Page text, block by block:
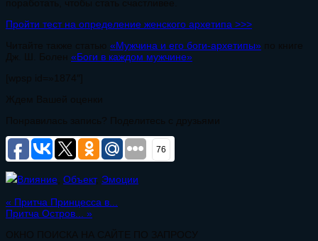
поработать, чтобы стать счастливее.
Пройти тест на определение женского архетипа >>>
Читайте также статью «Мужчина и его боги-архетипы» по книге
Дж. Ш. Болен «Боги в каждом мужчине»
[wpsp id=»1874″]
Ждем Вашей оценки
Понравилась запись? Поделитесь с друзьями
76
Влияние Объект, Эмоции
« Притча Принцесса в...
Притча Остров... »
ОКНО ПОИСКА НА САЙТЕ ПО ЗАПРОСУ